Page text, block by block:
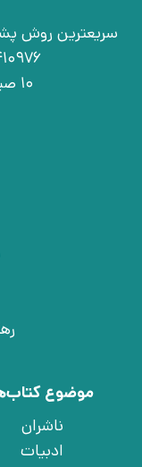
سریعترین روش
021-66410976 | 09030925756
10 صبح الی 15 (3 بعد از ظهر)
موضوع
ناشران
ادبیات